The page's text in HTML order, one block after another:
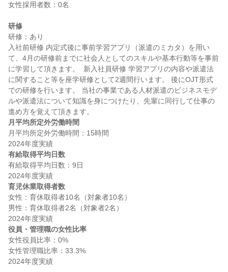
女性採用者数：0名
研修
研修：あり
入社前研修 内定式後に事前学習アプリ（派遣のミカタ）を用い
て、4月の研修前までに社会人としてのスキルや基本行動等を事前
に学習して頂きます。  新入社員研修 学習アプリの内容や派遣法
に関すること等を座学研修として2週間行います。 後にOJT形式
での研修を行います。 当社の事業である人材派遣のビジネスモデ
ルや派遣法について知識を身につけたり、先輩に同行して仕事の
月平均所定外労働時間
月平均所定外労働時間：15時間
有給取得平均日数
有給取得平均日数：9日
育児休業取得者数
女性：育休取得者10名（対象者10名）
男性：育休取得者2名（対象者2名）
役員・管理職の女性比率
女性役員比率：0%
女性管理職比率：33.3%